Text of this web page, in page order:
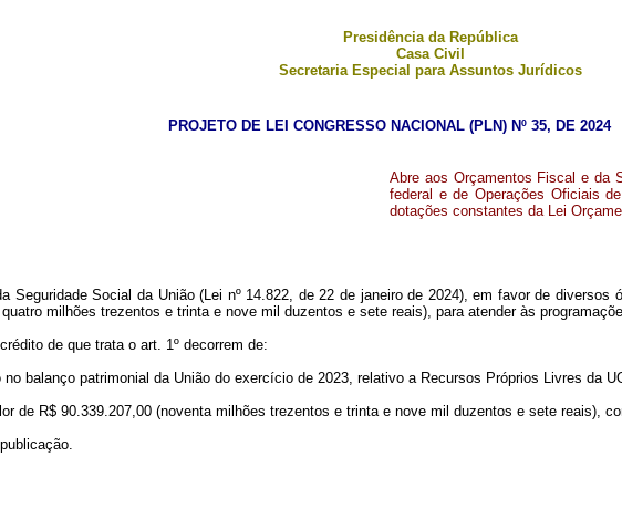
Presidência da República
Casa Civil
Secretaria Especial para Assuntos Jurídicos
PROJETO DE LEI CONGRESSO NACIONAL (PLN) Nº 35, DE 2024
Abre aos Orçamentos Fiscal e da
federal e de Operações Oficiais
dotações constantes da Lei
Social da União (Lei nº 14.822, de 22 de janeiro de 2024), em favor de
milhões trezentos e trinta e nove mil duzentos e sete reais), para atender às
de que trata o art. 1º decorrem de:
no balanço patrimonial da União do exercício de 2023, relativo a Recursos Próprios Livres da
de R$ 90.339.207,00 (noventa milhões trezentos e trinta e nove mil duzentos e sete reais),